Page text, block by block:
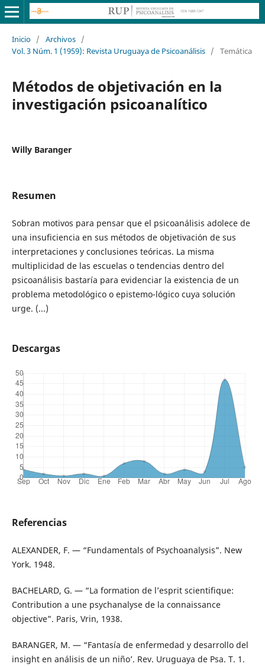
Inicio / Archivos /
Vol. 3 Núm. 1 (1959): Revista Uruguaya de Psicoanálisis / Temática
Métodos de objetivación en la
investigación psicoanalítico
Willy Baranger
Resumen
Sobran motivos para pensar que el psicoanálisis adolece de
una insuficiencia en sus métodos de objetivación de sus
interpretaciones y conclusiones teóricas. La misma
multiplicidad de las escuelas o tendencias dentro del
psicoanálisis bastaría para evidenciar la existencia de un
problema metodológico o epistemo-lógico cuya solución
urge. (...)
Descargas
Referencias
ALEXANDER, F. — “Fundamentals of Psychoanalysis”. New
York. 1948.
BACHELARD, G. — “La formation de l’esprit scientifique:
Contribution a une psychanalyse de la connaissance
objective”. Paris, Vrin, 1938.
BARANGER, M. — “Fantasía de enfermedad y desarrollo del
insight en análisis de un niño’. Rev. Uruguaya de Psa. T. 1.